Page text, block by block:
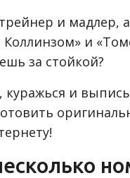
и мадлер,
и
за стойкой?
куражься и